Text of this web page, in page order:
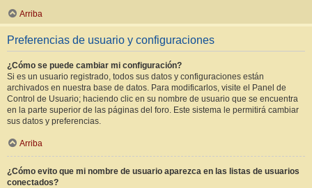
Arriba
Preferencias de usuario y configuraciones
¿Cómo se puede cambiar mi configuración?
Si es un usuario registrado, todos sus datos y configuraciones están
archivados en nuestra base de datos. Para modificarlos, visite el Panel de
Control de Usuario; haciendo clic en su nombre de usuario que se encuentra
en la parte superior de las páginas del foro. Este sistema le permitirá cambiar
sus datos y preferencias.
Arriba
¿Cómo evito que mi nombre de usuario aparezca en las listas de usuarios
conectados?